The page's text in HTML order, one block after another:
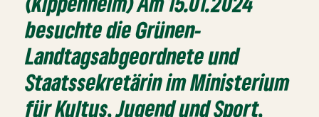
besuchte die Grünen-
Landtagsabgeordnete und
Staatssekretärin im Ministerium
für Kultus, Jugend und Sport,